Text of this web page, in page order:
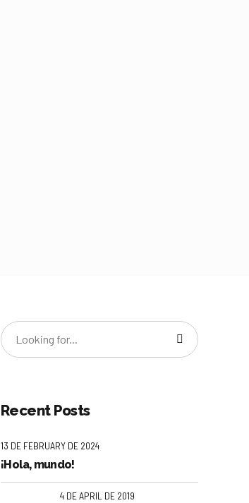
Recent Posts
13 DE FEBRUARY DE 2024
¡Hola, mundo!
4 DE APRIL DE 2019